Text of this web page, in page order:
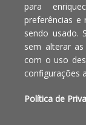
Copyright © 2010 -
social Blumenau -
O LAR EIRELI CNPJ -
E loja 33 Asa Sul -
para
preferências
sendo usado.
sem alterar
com o uso
configurações
Política de